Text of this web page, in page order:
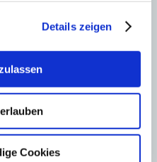
Details zeigen
Cookies